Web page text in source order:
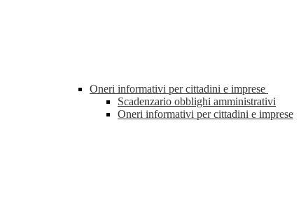
Oneri informativi per cittadini e imprese
Scadenzario obblighi amministrativi
Oneri informativi per cittadini e imprese